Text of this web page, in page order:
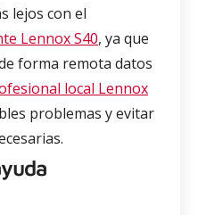
lejos con el
Lennox S40, ya que
forma remota datos
local Lennox
problemas y evitar